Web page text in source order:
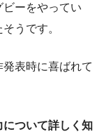
ーをやってい
うです。
表時に喜ばれて
ついて詳しく知